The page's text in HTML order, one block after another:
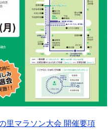
里マラソン大会 開催要項